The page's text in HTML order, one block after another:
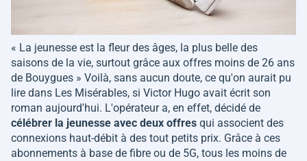
« La jeunesse est la fleur des âges, la plus belle des
saisons de la vie, surtout grâce aux offres moins de 26 ans
de Bouygues » Voilà, sans aucun doute, ce qu'on aurait pu
lire dans Les Misérables, si Victor Hugo avait écrit son
roman aujourd'hui. L'opérateur a, en effet, décidé de
célébrer la jeunesse avec deux offres qui associent des
connexions haut-débit à des tout petits prix. Grâce à ces
abonnements à base de fibre ou de 5G, tous les moins de